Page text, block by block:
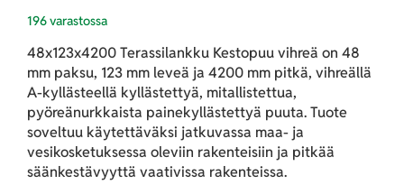
196 varastossa
48x123x4200 Terassilankku Kestopuu vihreä on 48
mm paksu, 123 mm leveä ja 4200 mm pitkä, vihreällä
A-kyllästeellä kyllästettyä, mitallistettua,
pyöreänurkkaista painekyllästettyä puuta. Tuote
soveltuu käytettäväksi jatkuvassa maa- ja
vesikosketuksessa oleviin rakenteisiin ja pitkää
säänkestävyyttä vaativissa rakenteissa.